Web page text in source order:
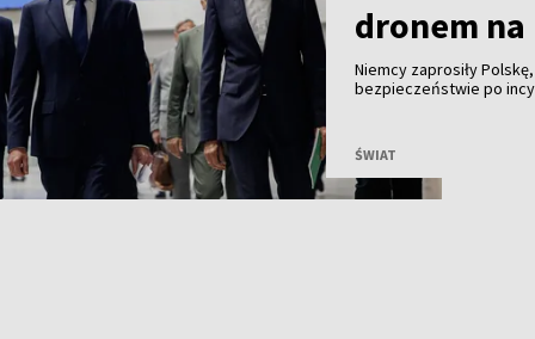
dronem
Niemcy zaprosiły
bezpieczeństwie po
ŚWIAT